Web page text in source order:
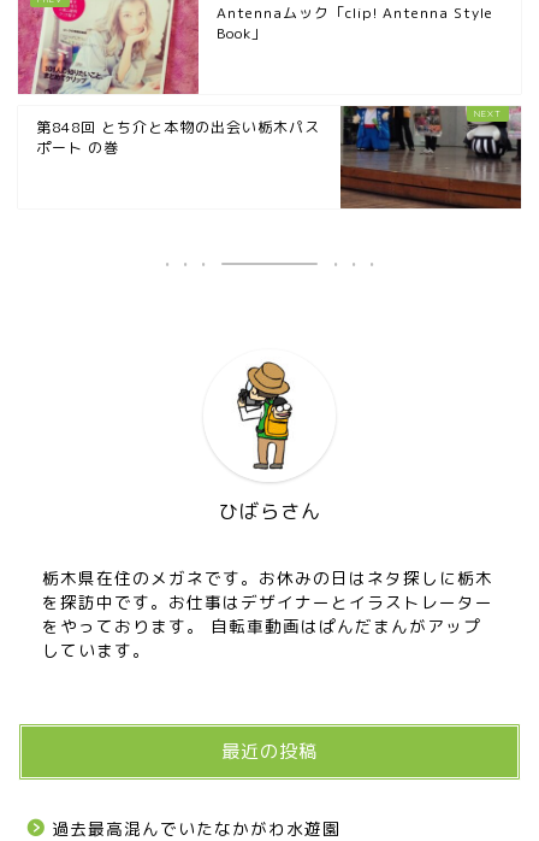
Antennaムック「clip! Antenna Style
Book」
第848回 とち介と本物の出会い栃木パス
ポート の巻
ひばらさん
栃木県在住のメガネです。お休みの日はネタ探しに栃木
を探訪中です。お仕事はデザイナーとイラストレーター
をやっております。 自転車動画はぱんだまんがアップ
しています。
最近の投稿
過去最高混んでいたなかがわ水遊園
メディア情報
■県北エリア
日光市